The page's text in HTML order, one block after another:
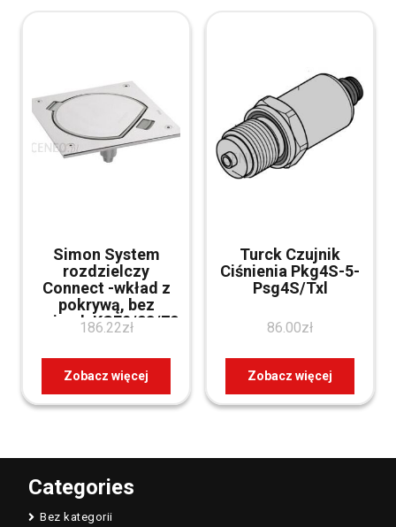
Simon System
rozdzielczy
Connect -wkład z
pokrywą, bez
gniazd, KSE0/23/72
186.22zł
Zobacz więcej
Turck Czujnik
Ciśnienia Pkg4S-5-
Psg4S/Txl
86.00zł
Zobacz więcej
Categories
Bez kategorii